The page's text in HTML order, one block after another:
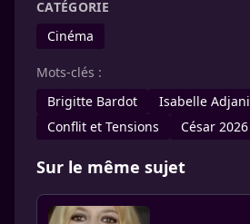
CATÉGORIE
Cinéma
Mots-clés :
Brigitte Bardot
Isabelle Adjani
Conflit et Tensions
César 2026
Sur le même sujet